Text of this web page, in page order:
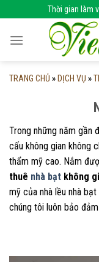
to
content
Thời gian làm
TRANG CHỦ » DỊCH VỤ »
Trong những năm gần
cấu không gian không
thẩm mỹ cao. Nắm
thuê nhà bạt không
mỹ của nhà lều nhà
chúng tôi luôn bảo